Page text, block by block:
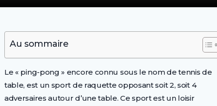
Au sommaire
Le « ping-pong » encore connu sous le nom de tennis de
table, est un sport de raquette opposant soit 2, soit 4
adversaires autour d’une table. Ce sport est un loisir